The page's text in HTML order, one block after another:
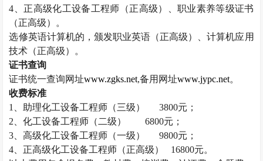
4 、正高级化工设备工程师（正高级）、职业素养等级证书
（正高级）。
选修英语计算机的，颁发职业英语（正高级）、计算机应用
技术（正高级）。
证书查询
证书统一查询网址www.zgks.net,备用网址www.jypc.net。
收费标准
1
、助理化工设备工程师（三级） 3800元；
2 、化工设备工程师（二级） 6800元；
3 、高级化工设备工程师（一级） 9800元；
4 、正高级化工设备工程师（正高级） 16800元。